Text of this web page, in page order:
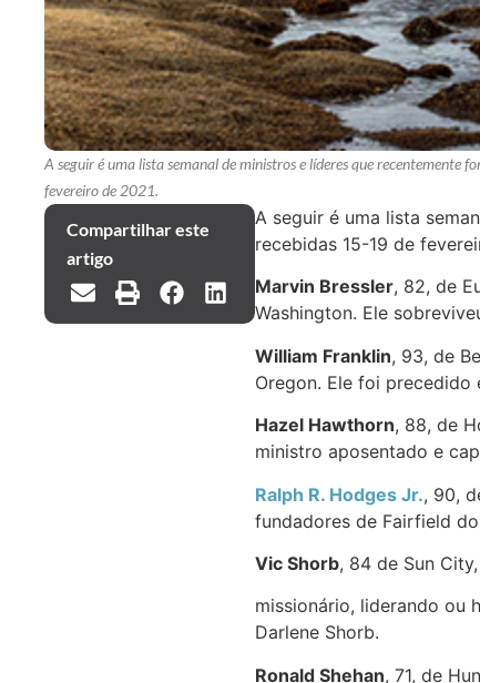
A seguir é uma lista semanal de ministros e líderes que recentemente
fevereiro de 2021.
Compartilhar este
artigo
A seguir é uma lista
recebidas 15-19 de
Marvin Bressler, 82, de
Washington. Ele
William Franklin, 93, de
Oregon. Ele foi precedido
Hazel Hawthorn, 88, de
ministro aposentado e
Ralph R. Hodges Jr., 90,
fundadores de Fairfield
Vic Shorb, 84 de Sun
missionário, liderando ou
Darlene Shorb.
Ronald Shehan, 71, de